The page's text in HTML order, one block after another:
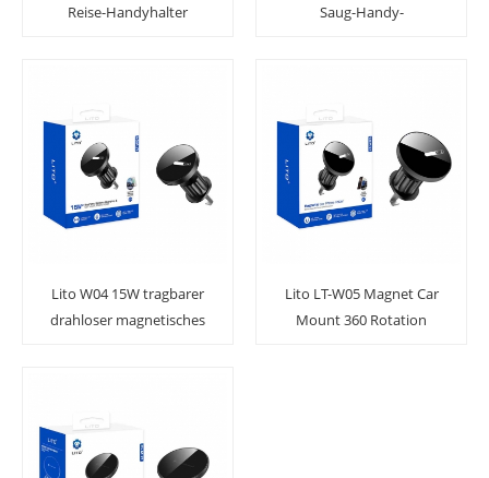
Reise-Handyhalter
Saug-Handy-
Lito W04 15W tragbarer
drahloser magnetisches
Lito LT-W05 Magnet Car
Mount 360 Rotation